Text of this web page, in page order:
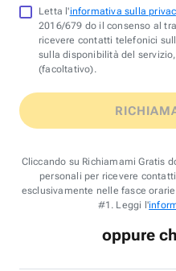
Letta l'informativa sulla
2016/679 do il consenso al
ricevere contatti telefonici
sulla disponibilità del
(facoltativo).
Cliccando su Richiamami Gratis
personali per ricevere
esclusivamente nelle fasce
#1. Leggi l'
oppure